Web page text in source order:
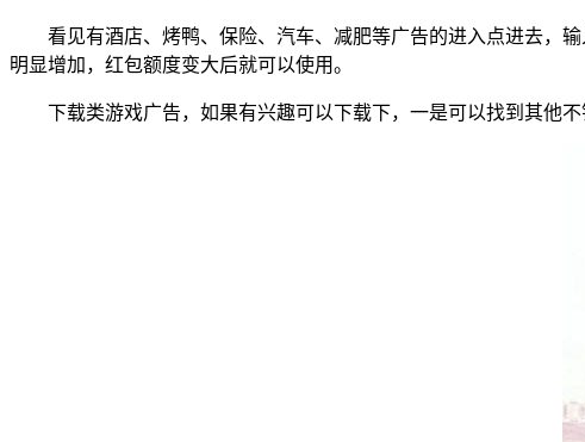
看见有酒店、烤鸭、保险、汽车、减肥等广告的进入点进去，
明显增加，红包额度变大后就可以使用。
下载类游戏广告，如果有兴趣可以下载下，一是可以找到其他